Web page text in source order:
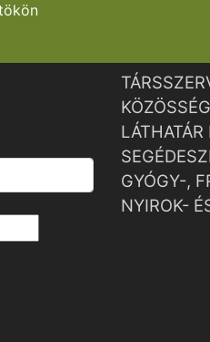
LÁTHATÁR
GYÓGY-,
NYIROK-